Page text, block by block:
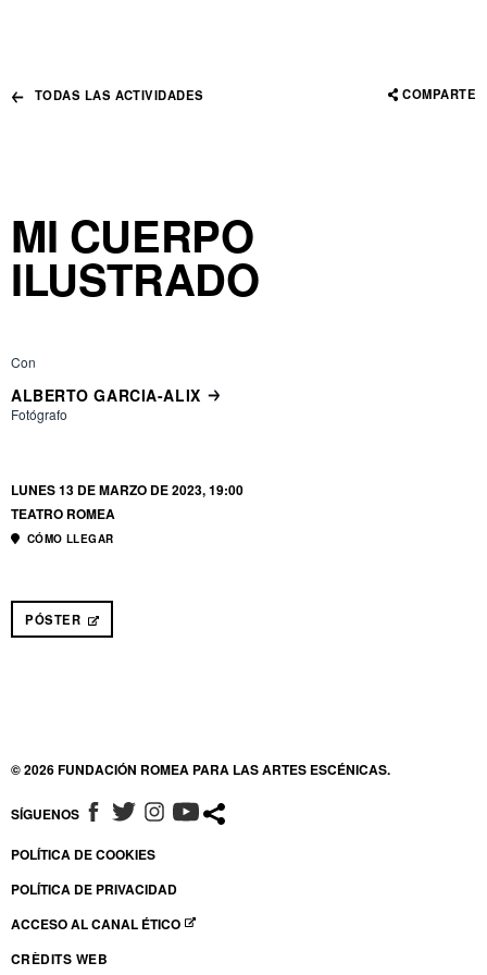
TODAS LAS ACTIVIDADES COMPARTE
MI CUERPO
ILUSTRADO
Con
ALBERTO GARCIA-ALIX
Fotógrafo
LUNES 13 DE MARZO DE 2023, 19:00
TEATRO ROMEA
CÓMO LLEGAR
PÓSTER ABRE EN NUEVA VENTANA
© 2026 FUNDACIÓN ROMEA PARA LAS ARTES ESCÉNICAS.
SÍGUENOS ABRE EN NUEVA VENTANA
ABRE EN NUEVA VENTANA
ABRE EN NUEVA VENTANA
ABRE EN NUEVA VENTANA
POLÍTICA DE COOKIES
POLÍTICA DE PRIVACIDAD
ACCESO AL CANAL ÉTICO
ABRE EN NUEVA VENTANA
CRÈDITS WEB